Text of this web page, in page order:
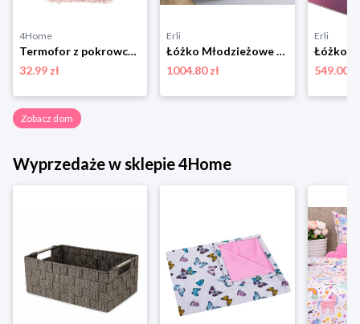
4Home
Termofor z pokrowcem z barankiem Bear różowy, 33 x 21 cm 4-Home
32.99 zł
Erli
Łóżko Młodzieżowe LENA 100 tapczan z Pojemnikiem Materac Jednosobowe
1004.80 zł
Erli
549.00 zł
Zobacz dom
Wyprzedaże w sklepie 4Home